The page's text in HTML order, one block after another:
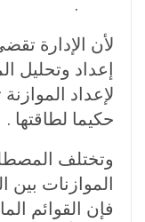
.
لأن الإدارة
إعداد وتحليل
لإعداد
حكيما لطاقتها .
وتختلف
الموازنات بين
فإن القوائم